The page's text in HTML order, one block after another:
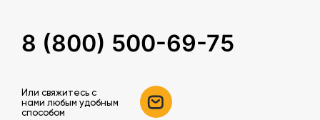
8 (800) 500-69-75
Или свяжитесь c
нами любым удобным
способом